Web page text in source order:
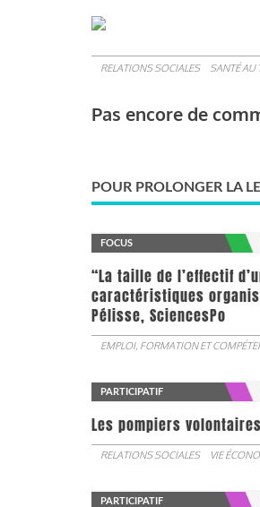
RELATIONS SOCIALES SANTÉ AU
Pas encore de
POUR PROLONGER LA
FOCUS
“La taille de l’effectif
caractéristiques
Pélisse, SciencesPo
EMPLOI, FORMATION ET
PARTICIPATIF
Les pompiers
RELATIONS SOCIALES VIE
PARTICIPATIF